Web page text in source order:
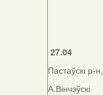
27.04
Пастаўскі р-н,
А.Вінчэўскі